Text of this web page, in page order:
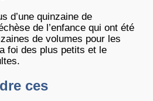
d’une quinzaine de
de l’enfance qui ont été
de volumes pour les
foi des plus petits et le
ces